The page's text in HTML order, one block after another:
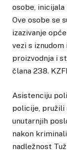
osobe, inicijala
Ove osobe se
izazivanje
vezi s
proizvodnja i
člana 238.
Asistenciju
policije, pružili
unutarnjih
nakon
nadležnost